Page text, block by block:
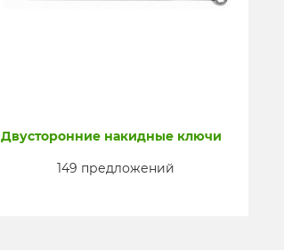
Двусторонние накидные ключи
149 предложений